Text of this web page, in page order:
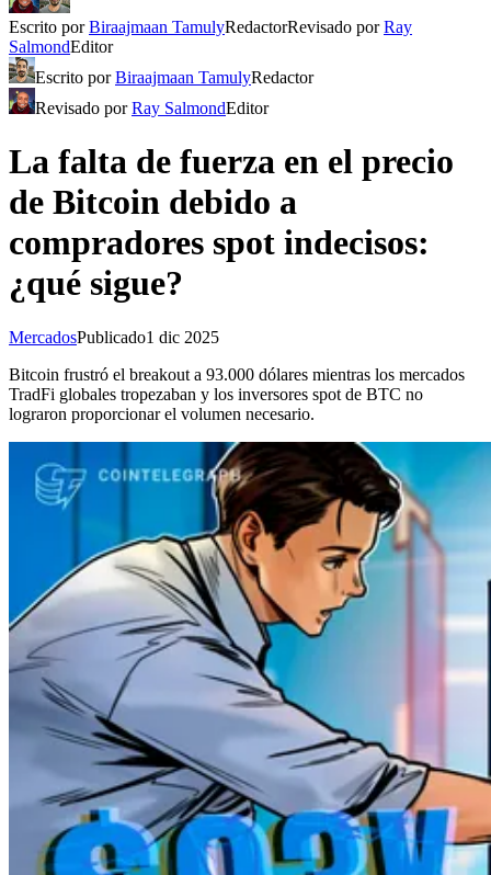
Escrito porBiraajmaan TamulyRedactorRevisado porRay
SalmondEditor
Escrito porBiraajmaan TamulyRedactor
Revisado porRay SalmondEditor
La falta de fuerza en el precio
de Bitcoin debido a
compradores spot indecisos:
¿qué sigue?
MercadosPublicado1 dic 2025
Bitcoin frustró el breakout a 93.000 dólares mientras los mercados
TradFi globales tropezaban y los inversores spot de BTC no
lograron proporcionar el volumen necesario.